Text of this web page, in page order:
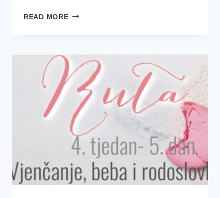
READ MORE5.
–
2.
DAN
ISUS
KRIST,
NAŠ
ROĐAK-
OTKUPITELJ